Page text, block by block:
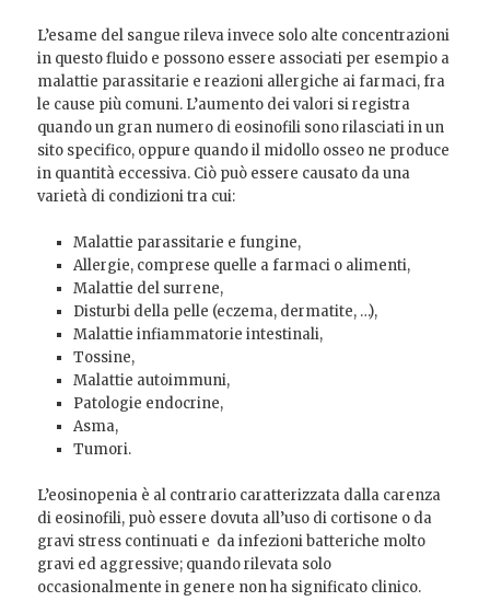
L’esame del sangue rileva invece solo alte concentrazioni
in questo fluido e possono essere associati per esempio a
malattie parassitarie e reazioni allergiche ai farmaci, fra
le cause più comuni. L’aumento dei valori si registra
quando un gran numero di eosinofili sono rilasciati in un
sito specifico, oppure quando il midollo osseo ne produce
in quantità eccessiva. Ciò può essere causato da una
varietà di condizioni tra cui:
Malattie parassitarie e fungine,
Allergie, comprese quelle a farmaci o alimenti,
Malattie del surrene,
Disturbi della pelle (eczema, dermatite, …),
Malattie infiammatorie intestinali,
Tossine,
Malattie autoimmuni,
Patologie endocrine,
Asma,
Tumori.
L’eosinopenia è al contrario caratterizzata dalla carenza
di eosinofili, può essere dovuta all’uso di cortisone o da
gravi stress continuati e da infezioni batteriche molto
gravi ed aggressive; quando rilevata solo
occasionalmente in genere non ha significato clinico.